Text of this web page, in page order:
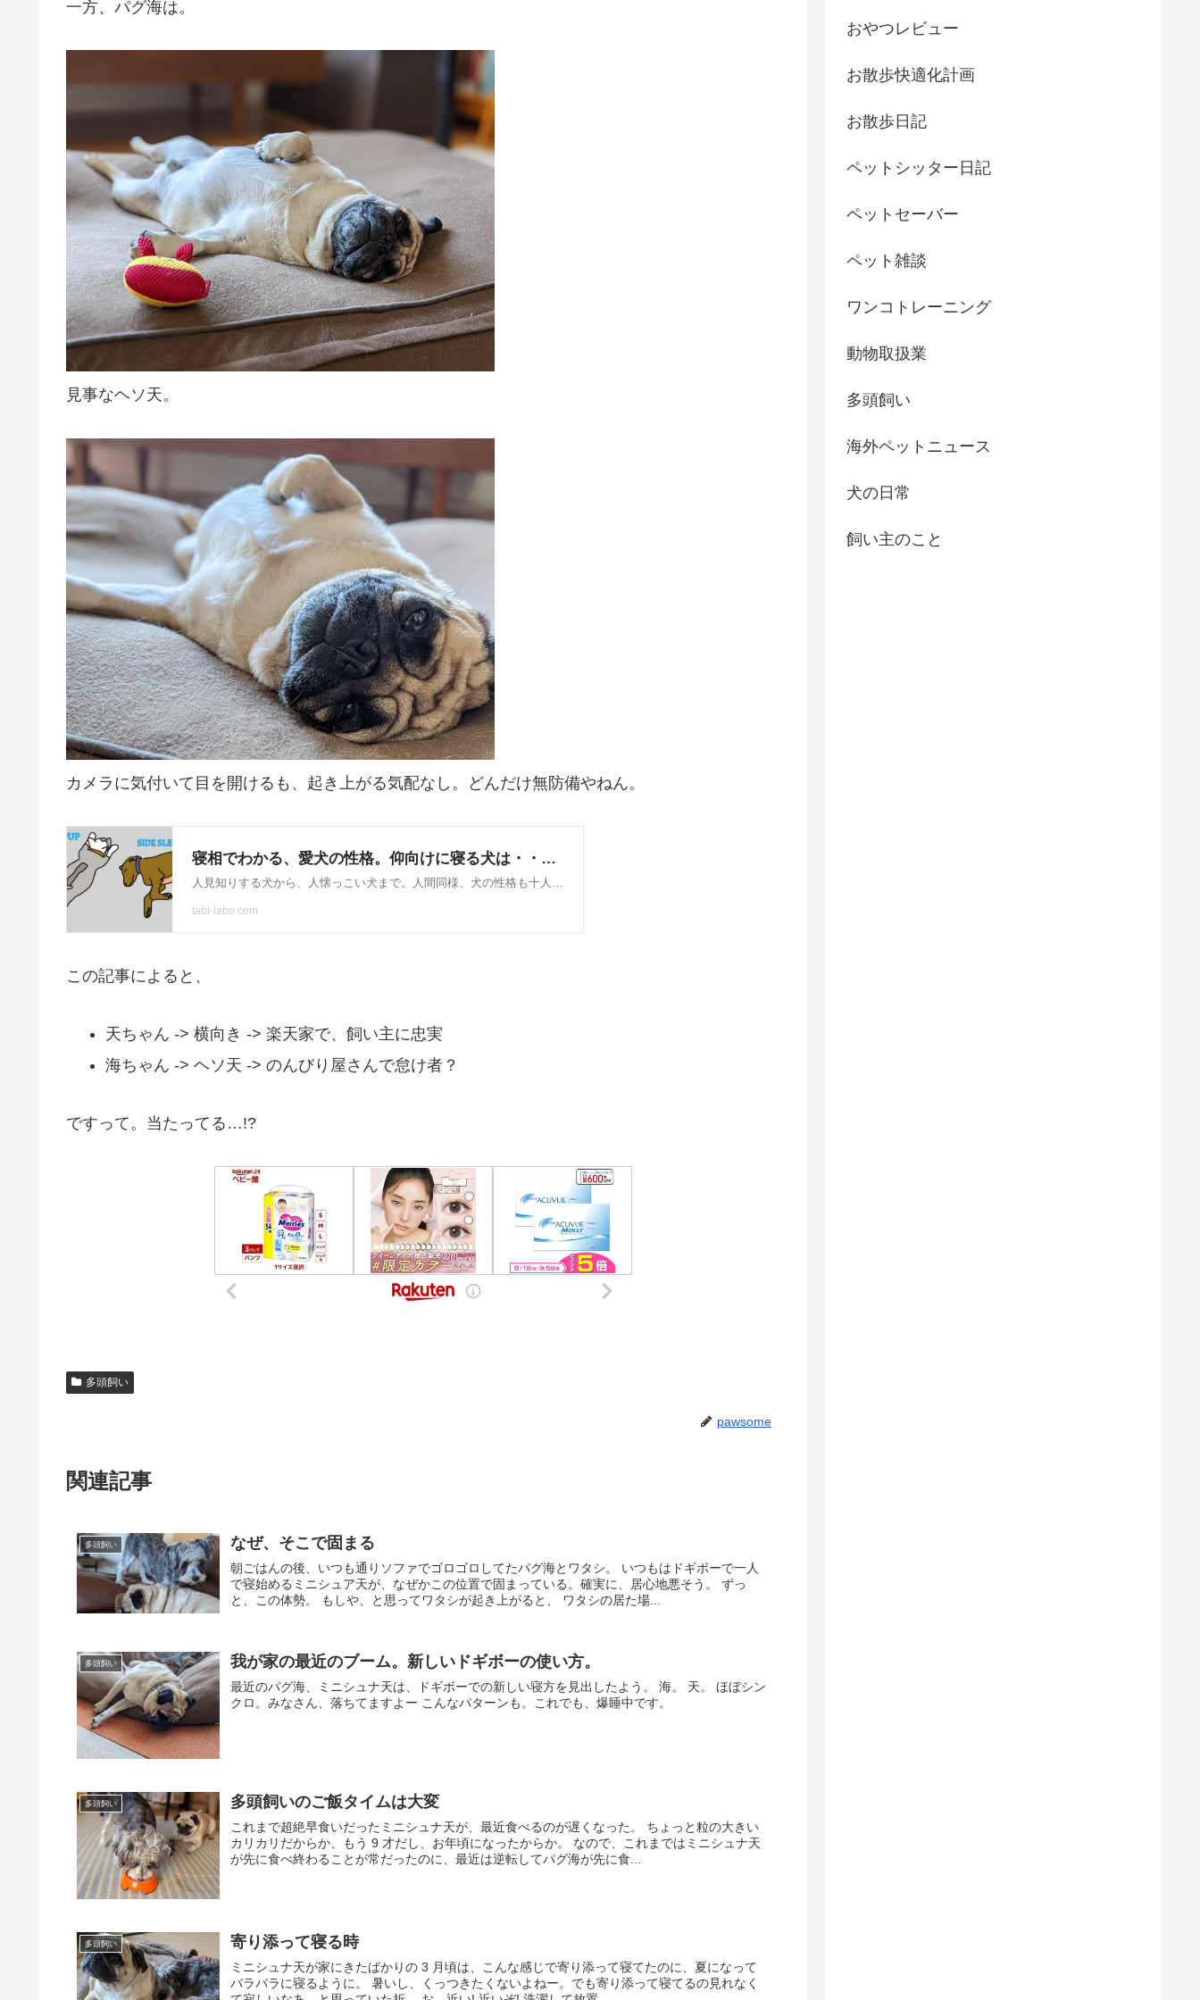
一方、パグ海は。
見事なヘソ天。
カメラに気付いて目を開けるも、起き上がる気配なし。どんだけ無防備やねん。
この記事によると、
天ちゃん -> 横向き -> 楽天家で、飼い主に忠実
海ちゃん -> ヘソ天 -> のんびり屋さんで怠け者？
ですって。当たってる…!?
多頭飼い
pawsome
関連記事
多頭飼い なぜ、そこで固まる
朝ごはんの後、いつも通りソファでゴロゴロしてたパグ海とワタシ。 いつもはドギボーで一人
で寝始めるミニシュア天が、なぜかこの位置で固まっている。確実に、居心地悪そう。 ずっ
と、この体勢。 もしや、と思ってワタシが起き上がると、 ワタシの居た場...
多頭飼い 我が家の最近のブーム。新しいドギボーの使い方。
最近のパグ海、ミニシュナ天は、ドギボーでの新しい寝方を見出したよう。 海。 天。 ほぼシン
クロ。みなさん、落ちてますよー こんなパターンも。これでも、爆睡中です。
多頭飼い 多頭飼いのご飯タイムは大変
これまで超絶早食いだったミニシュナ天が、最近食べるのが遅くなった。 ちょっと粒の大きい
カリカリだからか、もう 9 才だし、お年頃になったからか。 なので、これまではミニシュナ天
が先に食べ終わることが常だったのに、最近は逆転してパグ海が先に食...
多頭飼い 寄り添って寝る時
ミニシュナ天が家にきたばかりの 3 月頃は、こんな感じで寄り添って寝てたのに、夏になって
バラバラに寝るように。 暑いし、くっつきたくないよねー。でも寄り添って寝てるの見れなく
おやつレビュー
お散歩快適化計画
お散歩日記
ペットシッター日記
ペットセーバー
ペット雑談
ワンコトレーニング
動物取扱業
多頭飼い
海外ペットニュース
犬の日常
飼い主のこと